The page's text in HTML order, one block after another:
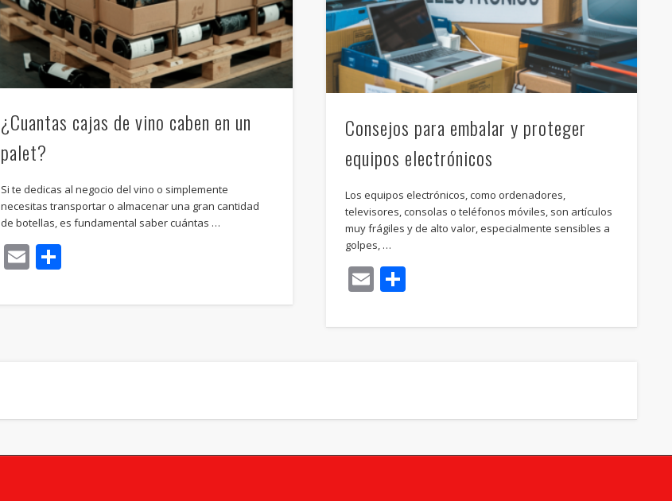
¿Cuantas cajas de vino caben en un
palet?
Si te dedicas al negocio del vino o simplemente
necesitas transportar o almacenar una gran cantidad
de botellas, es fundamental saber cuántas …
EmailCompartir
Consejos para embalar y proteger
equipos electrónicos
Los equipos electrónicos, como ordenadores,
televisores, consolas o teléfonos móviles, son artículos
muy frágiles y de alto valor, especialmente sensibles a
golpes, …
EmailCompartir